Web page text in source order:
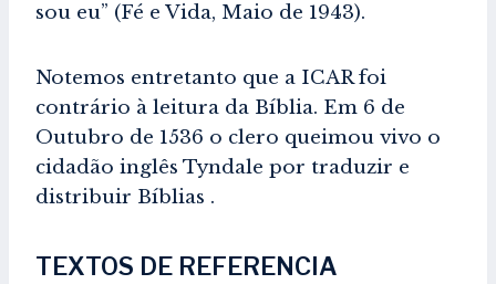
sou eu” (Fé e Vida, Maio de 1943).
Notemos entretanto que a ICAR foi
contrário à leitura da Bíblia. Em 6 de
Outubro de 1536 o clero queimou vivo o
cidadão inglês Tyndale por traduzir e
distribuir Bíblias .
TEXTOS DE REFERENCIA